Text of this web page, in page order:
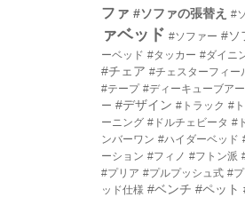
ファ #ソファの張替え #
ァベッド #ソファー #ソ
ーベッド #タッカー #ダイニ
#チェア #チェスターフィー
#テープ #ディーキューブア
ー #デザイン #トラック #
ーニング #ドルチェビータ #
ンバーワン #ハイダーベッド
ーション #フィノ #フトン派
#プリア #プルプッシュ式 #
ッド仕様 #ベンチ #ペット